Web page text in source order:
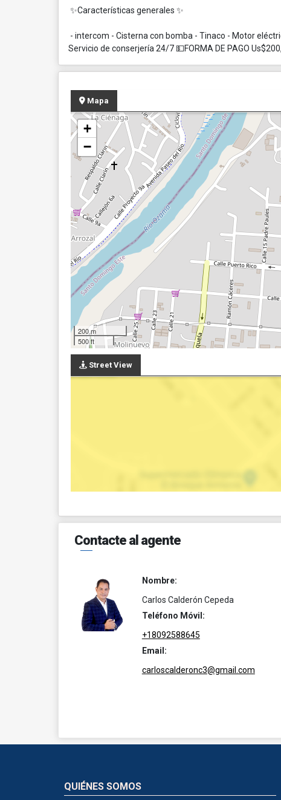
✨Características generales ✨
- intercom - Cisterna con bomba - Tinaco - Motor
Servicio de conserjería 24/7 💵FORMA DE PAGO
Mapa
+
−
200 m
500 ft
Street View
Contacte al agente
Nombre:
Carlos Calderón Cepeda
Teléfono Móvil:
+18092588645
Email:
carloscalderonc3@gmail.com
QUIÉNES SOMOS